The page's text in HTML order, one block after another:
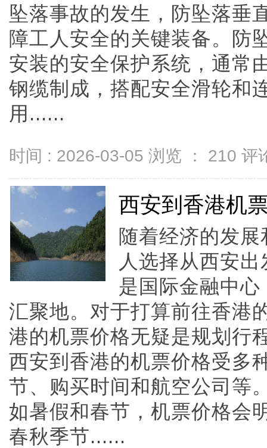
坠落事故的发生，防坠落垂
障工人安全的关键装备。防
安装的安全保护系统，通常
钢缆制成，搭配安全滑轮和
用......
时间 : 2026-03-05 浏览 ： 210 评
西安到香港机
随着经济的发
人选择从西安
是国际金融中
汇聚地。对于打算前往香港
港的机票价格无疑是规划行
西安到香港的机票价格受多
节、购买时间和航空公司等
如暑假和春节，机票价格会
春秋季节......